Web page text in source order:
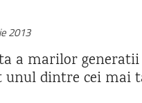
2013
a marilor
unul dintre cei